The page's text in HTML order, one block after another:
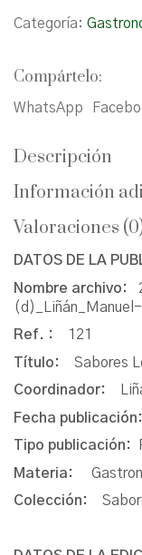
Categoría:
Compártelo:
WhatsApp
Descripción
Información
Valoraciones
DATOS DE LA
Nombre archivo:
Ref. :
121
Título: Sabores
Coordinador:
Fecha
Tipo publicación:
Materia:
Colección: